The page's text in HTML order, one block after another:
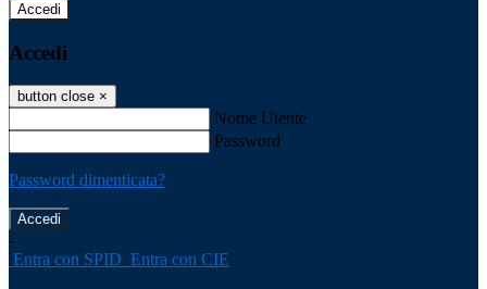
Accedi
Accedi
button close ×
Nome Utente
Password
Password dimenticata?
-
Entra con SPID Entra con CIE